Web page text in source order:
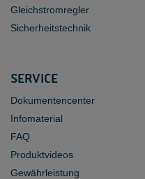
Gleichstromregler
Sicherheitstechnik
SERVICE
Dokumentencenter
Infomaterial
FAQ
Produktvideos
Gewährleistung